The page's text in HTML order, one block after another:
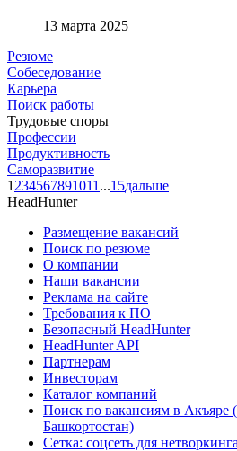
13 марта 2025
Резюме
Собеседование
Карьера
Поиск работы
Трудовые споры
Профессии
Продуктивность
Саморазвитие
1 234567891011 ...15дальше
HeadHunter
Размещение вакансий
Поиск по резюме
О компании
Наши вакансии
Реклама на сайте
Требования к ПО
Безопасный HeadHunter
HeadHunter API
Партнерам
Инвесторам
Каталог компаний
Поиск по вакансиям в Акъяре
Башкортостан)
Сетка: соцсеть для нетворкинга